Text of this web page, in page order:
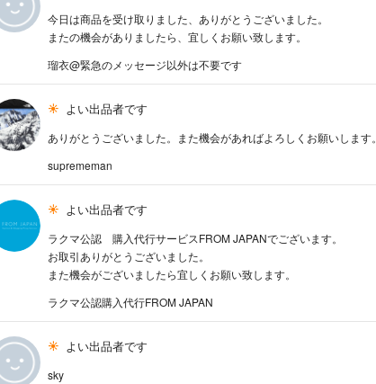
今日は商品を受け取りました、ありがとうございました。
またの機会がありましたら、宜しくお願い致します。
瑠衣@緊急のメッセージ以外は不要です
よい出品者です
ありがとうございました。また機会があればよろしくお願いします。
suprememan
よい出品者です
ラクマ公認 購入代行サービスFROM JAPANでございます。
お取引ありがとうございました。
また機会がございましたら宜しくお願い致します。
ラクマ公認購入代行FROM JAPAN
よい出品者です
sky